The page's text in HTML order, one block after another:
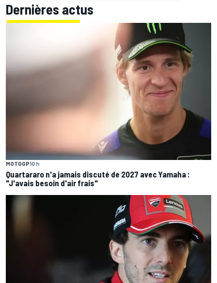
Dernières actus
MOTOGP10 h
Quartararo n'a jamais discuté de 2027 avec Yamaha :
"J'avais besoin d'air frais"